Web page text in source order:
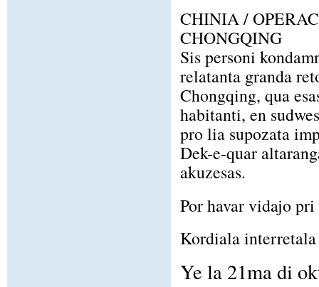
CHINIA /
CHONGQING
Sis personi
relatanta granda
Chongqing, qua
habitanti, en
pro lia supozata
Dek-e-quar
akuzesas.
Por havar vidajo
Kordiala
Ye la 21ma di